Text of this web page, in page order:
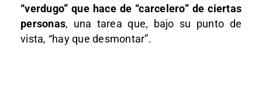
“verdugo” que hace de “carcelero” de ciertas
personas, una tarea que, bajo su punto de
vista, “hay que desmontar”.